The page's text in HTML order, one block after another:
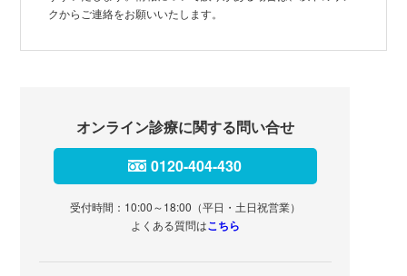
クからご連絡をお願いいたします。
オンライン診療に関する問い合せ
0120-404-430
受付時間：10:00～18:00（平日・土日祝営業）
よくある質問はこちら